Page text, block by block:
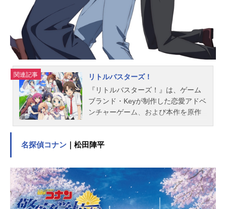
衛宮切嗣：小山力也間桐桜：下屋則
子柳洞一成：真殿光昭藤村大河：伊
藤美紀葛木宗一郎：中多和宏アーチ
ャー：諏訪部順一バーサーカー：西
前忠久言峰綺礼：中...
関連記事
リトルバスターズ！
『リトルバスターズ！』は、ゲーム
ブランド・Keyが制作した恋愛アドベ
ンチャーゲーム、および本作を原作
ズ！』のあらすじ、キャスト声優、
名探偵コナン ｜松田陣平